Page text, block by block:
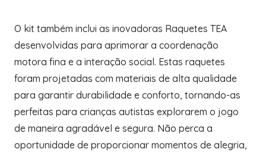
O kit também inclui as inovadoras Raquetes TEA
desenvolvidas para aprimorar a coordenação
motora fina e a interação social. Estas raquetes
foram projetadas com materiais de alta qualidade
para garantir durabilidade e conforto, tornando-as
perfeitas para crianças autistas explorarem o jogo
de maneira agradável e segura. Não perca a
oportunidade de proporcionar momentos de alegria,